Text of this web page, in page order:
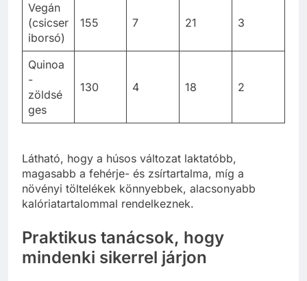
Vegán
(csicser
iborsó)
155 7 21 3
Quinoa
-
zöldsé
ges
130 4 18 2
Látható, hogy a húsos változat laktatóbb,
magasabb a fehérje- és zsírtartalma, míg a
növényi töltelékek könnyebbek, alacsonyabb
kalóriatartalommal rendelkeznek.
Praktikus tanácsok, hogy
mindenki sikerrel járjon